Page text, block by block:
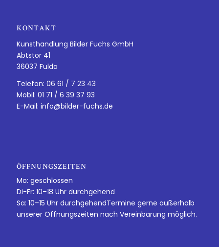
KONTAKT
Kunsthandlung Bilder Fuchs GmbH
Abtstor 41
36037 Fulda
Telefon: 06 61 / 7 23 43
Mobil: 01 71 / 6 39 37 93
E-Mail: info@bilder-fuchs.de
ÖFFNUNGSZEITEN
Mo: geschlossen
Di-Fr: 10–18 Uhr durchgehend
Sa: 10–15 Uhr durchgehendTermine gerne außerhalb
unserer Öffnungszeiten nach Vereinbarung möglich.